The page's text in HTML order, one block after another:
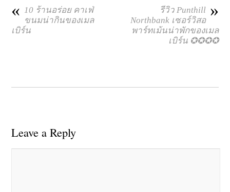
« 10 ร้านอร่อย คาเฟ่
ขนมน่ากินของเมล
เบิร์น
»
รีวิว Punthill
Northbank เซอร์วิสอ
พาร์ทเม้นน่าพักของเมล
เบิร์น ✪✪✪✪
Leave a Reply